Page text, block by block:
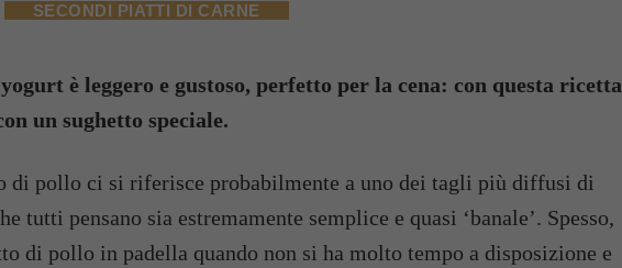
SECONDI PIATTI DI CARNE
è leggero e gustoso, perfetto per la cena: con questa ricetta
un sughetto speciale.
di pollo ci si riferisce probabilmente a uno dei tagli più diffusi di
tutti pensano sia estremamente semplice e quasi ‘banale’. Spesso,
di pollo in padella quando non si ha molto tempo a disposizione e